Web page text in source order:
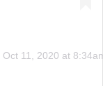
Oct 11, 2020 at